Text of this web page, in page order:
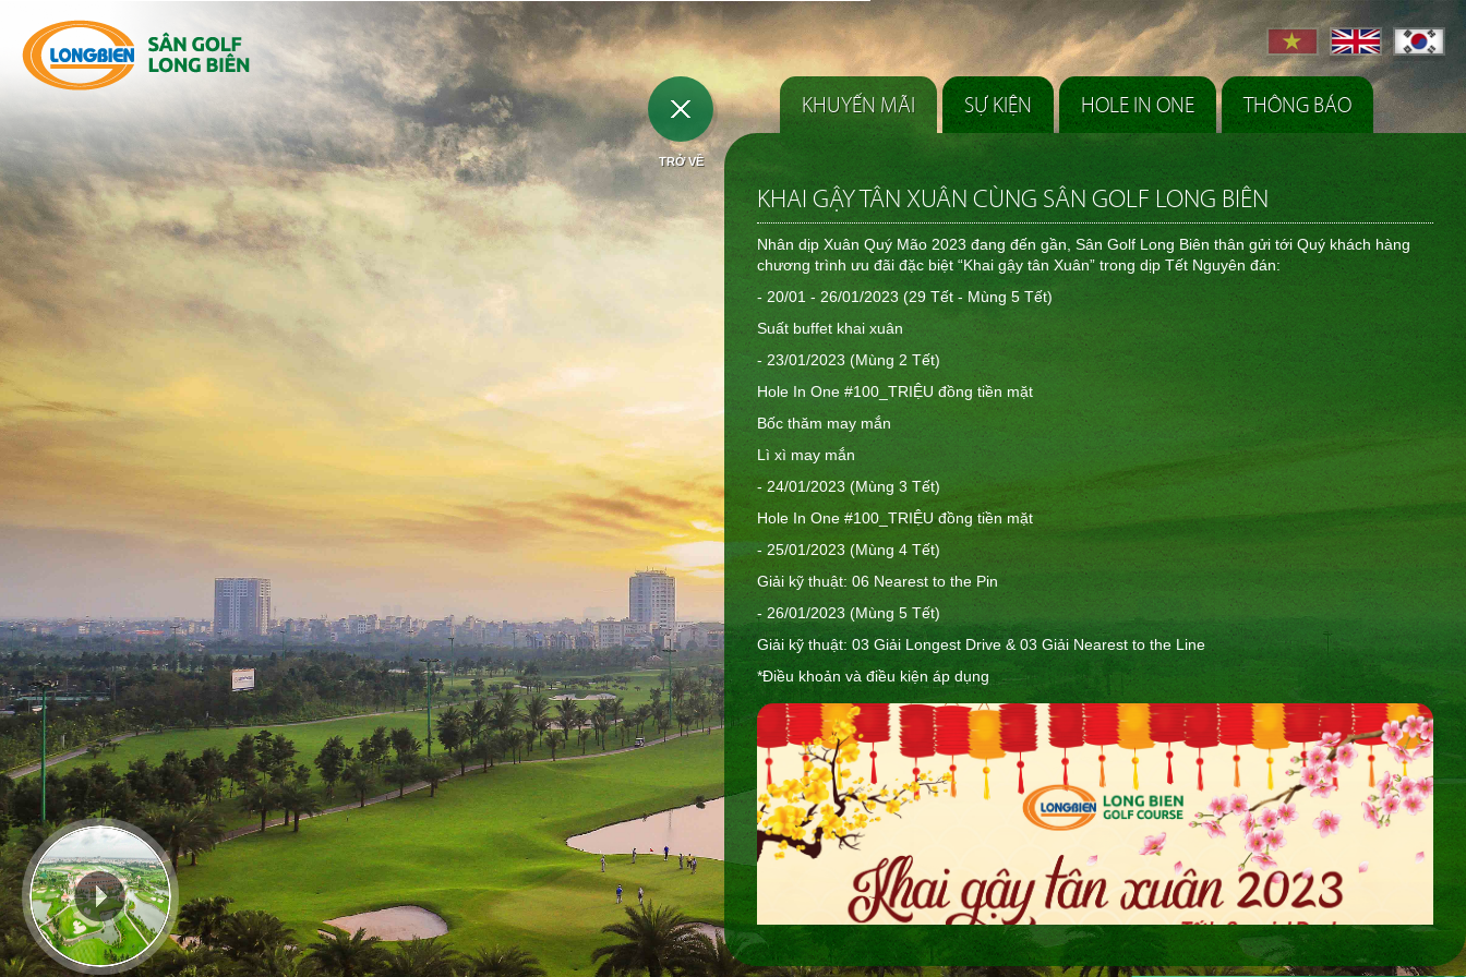
KHUYẾN MÃI SỰ KIỆN HOLE IN ONE THÔNG BÁO
TRỞ VỀ
KHAI GẬY TÂN XUÂN CÙNG SÂN GOLF LONG BIÊN
Nhân dịp Xuân Quý Mão 2023 đang đến gần, Sân Golf Long Biên thân gửi tới Quý khách hàng
chương trình ưu đãi đặc biệt “Khai gậy tân Xuân” trong dịp Tết Nguyên đán:
- 20/01 - 26/01/2023 (29 Tết - Mùng 5 Tết)
Suất buffet khai xuân
- 23/01/2023 (Mùng 2 Tết)
Hole In One #100_TRIỆU đồng tiền mặt
Bốc thăm may mắn
Lì xì may mắn
- 24/01/2023 (Mùng 3 Tết)
Hole In One #100_TRIỆU đồng tiền mặt
- 25/01/2023 (Mùng 4 Tết)
Giải kỹ thuật: 06 Nearest to the Pin
- 26/01/2023 (Mùng 5 Tết)
Giải kỹ thuật: 03 Giải Longest Drive & 03 Giải Nearest to the Line
*Điều khoản và điều kiện áp dụng